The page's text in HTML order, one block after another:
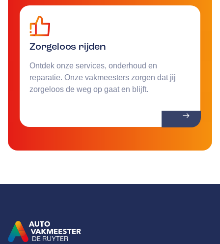
Zorgeloos rijden
Ontdek onze services, onderhoud en
reparatie. Onze vakmeesters zorgen dat jij
zorgeloos de weg op gaat en blijft.
DE RUYTER